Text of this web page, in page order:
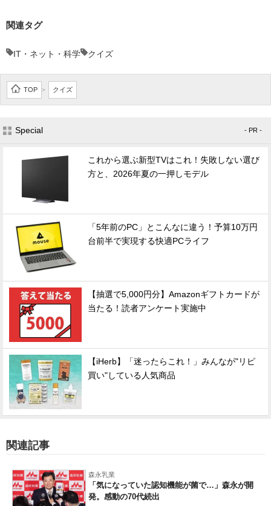
関連タグ
IT・ネット・科学 クイズ
TOP > クイズ
Special - PR -
これから選ぶ新型TVはこれ！失敗しない選び
方と、2026年夏の一押しモデル
「5年前のPC」とこんなに違う！予算10万円
台前半で実現する快適PCライフ
【抽選で5,000円分】Amazonギフトカードが
当たる！読者アンケート実施中
【iHerb】「迷ったらこれ！」みんなが"リピ
買い"している人気商品
関連記事
森永乳業
「気になっていた認知機能が菌で…」森永が開
発。感動の70代続出